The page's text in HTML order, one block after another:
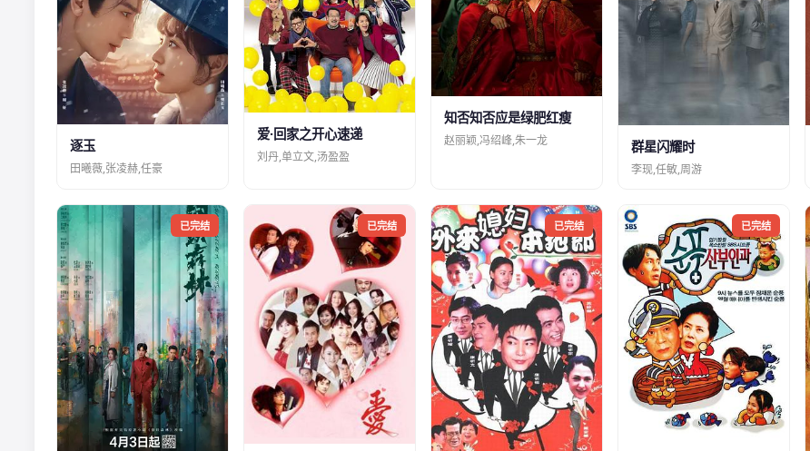
逐玉
田曦薇,张凌赫,任豪
爱·回家之开心速递
刘丹,单立文,汤盈盈
知否知否应是绿肥红瘦
赵丽颖,冯绍峰,朱一龙 群星闪耀时
李现,任敏,周游
已完结 已完结 已完结 已完结